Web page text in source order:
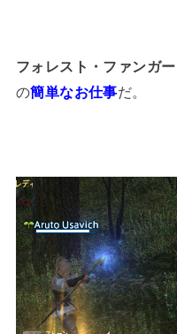
フォレスト・ファンガー
の簡単なお仕事だ。